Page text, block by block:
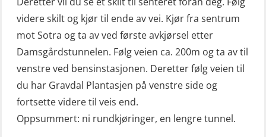
(OSE114)
Mann-Over-Bord (hurtiggående) liten
båt m/mørkekjøring – repetisjon
(OSE151)
Mann-Over-Bord (hurtiggående) liten
båt u/mørkekjøring – grunnleggende
(OSE1142)
videre skilt og kjør til ende av vei. Kjør fra sentrum
mot Sotra og ta av ved første avkjørsel etter
Damsgårdstunnelen. Følg veien ca. 200m og ta av til
venstre ved bensinstasjonen. Deretter følg veien til
du har Gravdal Plantasjen på venstre side og
fortsette videre til veis end.
Oppsummert: ni rundkjøringer, en lengre tunnel.